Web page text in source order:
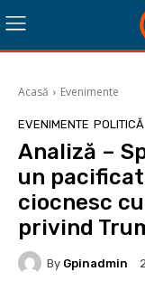
Acasă Evenimente
EVENIMENTE POLITICĂ
Analiză –
un
ciocnesc
privind
By Gpinadmin